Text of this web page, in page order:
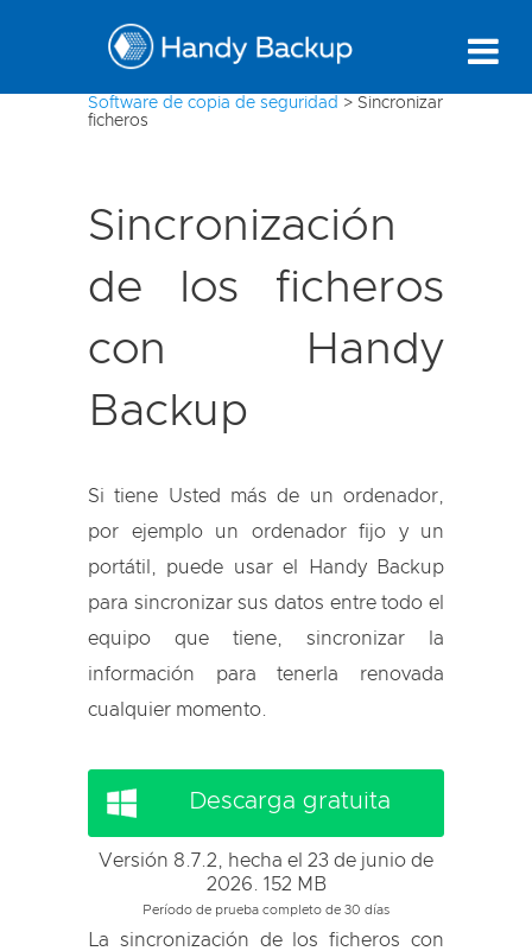
Software de copia de seguridad > Sincronizar
ficheros
Sincronización
de los ficheros
con Handy
Backup
Si tiene Usted más de un ordenador,
por ejemplo un ordenador fijo y un
portátil, puede usar el Handy Backup
para sincronizar sus datos entre todo el
equipo que tiene, sincronizar la
información para tenerla renovada
cualquier momento.
Descarga gratuita
Versión 8.7.2, hecha el 23 de junio de
2026. 152 MB
Período de prueba completo de 30 días
La sincronización de los ficheros con